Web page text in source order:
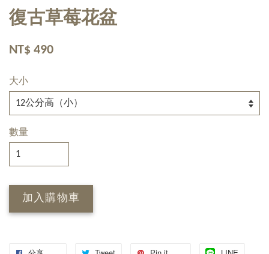
復古草莓花盆
NT$ 490
大小
數量
加入購物車